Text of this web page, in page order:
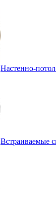
Настенно-
Встраиваемые